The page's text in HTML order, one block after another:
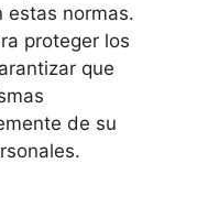
estas normas.
proteger los
que
de su